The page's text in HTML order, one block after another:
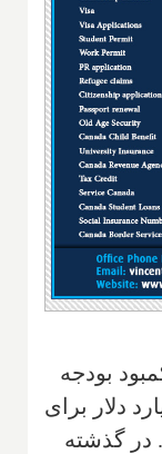
بودجه
بین ۱.۵ تا ۱.۷ میلیارد دلار برای
در گذشته